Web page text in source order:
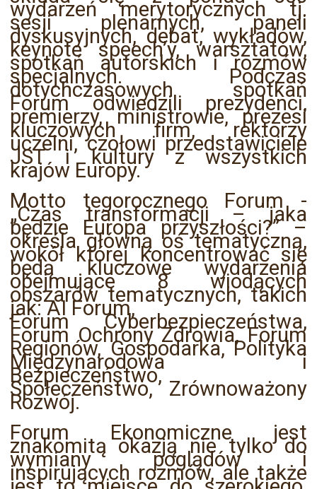
wydarzeń merytorycznych tj.
sesji plenarnych, paneli
dyskusyjnych, debat, wykładów,
keynote speech’y, warsztatów,
spotkań autorskich i rozmów
specjalnych. Podczas
dotychczasowych spotkań
Forum odwiedzili prezydenci,
premierzy, ministrowie, prezesi
kluczowych firm, rektorzy
uczelni, czołowi przedstawiciele
JST i kultury z wszystkich
krajów Europy.
Motto tegorocznego Forum -
„Czas transformacji – jaka
będzie Europa przyszłości?” –
określa główną oś tematyczną,
wokół której koncentrować się
będą kluczowe wydarzenia
obejmujące 8 wiodących
obszarów tematycznych, takich
jak: AI Forum,
Forum Cyberbezpieczeństwa,
Forum Ochrony Zdrowia, Forum
Regionów, Gospodarka, Polityka
Międzynarodowa i
Bezpieczeństwo,
Społeczeństwo, Zrównoważony
Rozwój.
Forum Ekonomiczne jest
znakomitą okazją nie tylko do
wymiany poglądów i
inspirujących rozmów, ale także